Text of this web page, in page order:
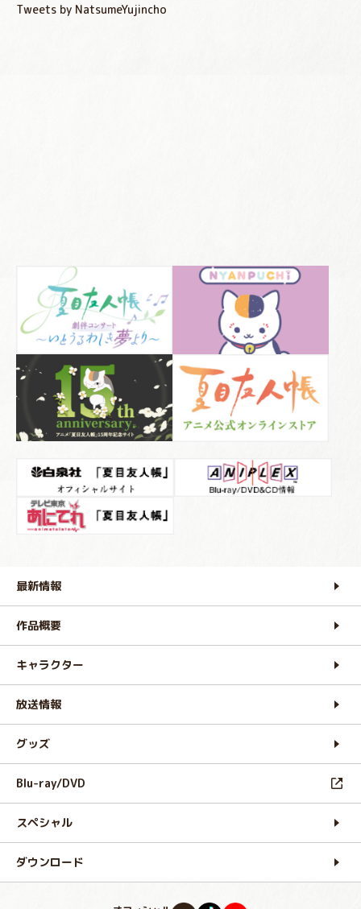
Tweets by NatsumeYujincho
最新情報
作品概要
キャラクター
放送情報
グッズ
Blu-ray/DVD
スペシャル
ダウンロード